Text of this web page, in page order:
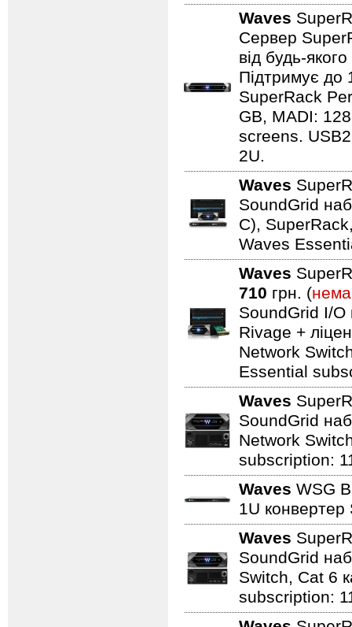
Waves
Сервер
від будь-
Підтримує до
SuperRack
GB, MADI:
screens.
2U.
Waves
SoundGrid
C),
Waves
Waves
710 грн. (
SoundGrid I/O
Rivage +
Network
Essential
Waves
SoundGrid
Network
subscription:
Waves WSG
1U
Waves
SoundGrid
Switch, Cat 6
subscription: